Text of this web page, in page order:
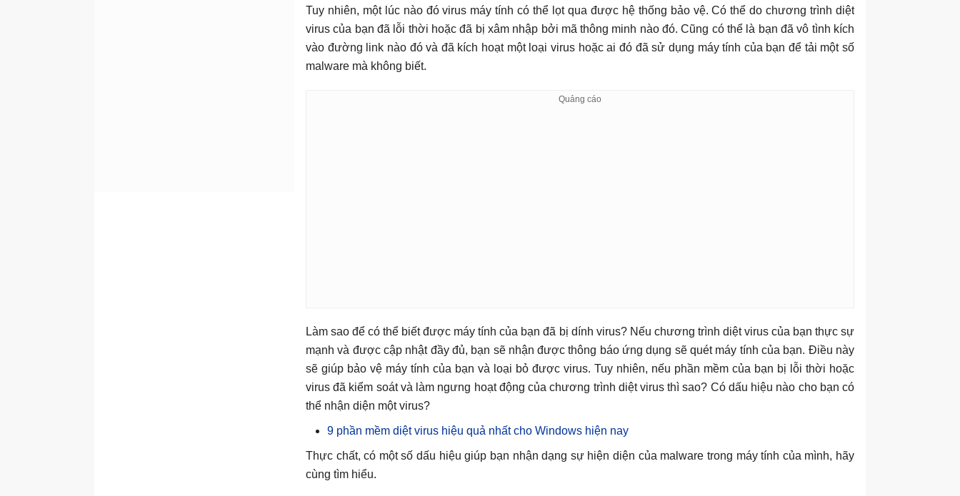
Tuy nhiên, một lúc nào đó virus máy tính có thể lọt qua được hệ thống bảo vệ. Có thể do chương trình diệt
virus của bạn đã lỗi thời hoặc đã bị xâm nhập bởi mã thông minh nào đó. Cũng có thể là bạn đã vô tình kích
vào đường link nào đó và đã kích hoạt một loại virus hoặc ai đó đã sử dụng máy tính của bạn để tải một số
malware mà không biết.
Làm sao để có thể biết được máy tính của bạn đã bị dính virus? Nếu chương trình diệt virus của bạn thực sự
mạnh và được cập nhật đầy đủ, bạn sẽ nhận được thông báo ứng dụng sẽ quét máy tính của bạn. Điều này
sẽ giúp bảo vệ máy tính của bạn và loại bỏ được virus. Tuy nhiên, nếu phần mềm của bạn bị lỗi thời hoặc
virus đã kiểm soát và làm ngưng hoạt động của chương trình diệt virus thì sao? Có dấu hiệu nào cho bạn có
thể nhận diện một virus?
9 phần mềm diệt virus hiệu quả nhất cho Windows hiện nay
Thực chất, có một số dấu hiệu giúp bạn nhận dạng sự hiện diện của malware trong máy tính của mình, hãy
cùng tìm hiểu.